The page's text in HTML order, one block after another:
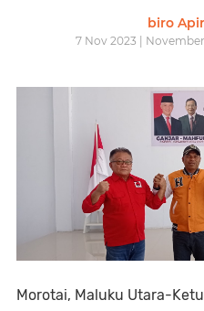
biro
7 Nov 2023 | November
Morotai, Maluku Utara-